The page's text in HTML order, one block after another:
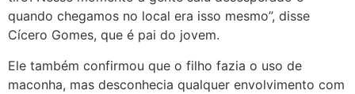
quando chegamos no local era isso mesmo”, disse
Cícero Gomes, que é pai do jovem.
Ele também confirmou que o filho fazia o uso de
maconha, mas desconhecia qualquer envolvimento com